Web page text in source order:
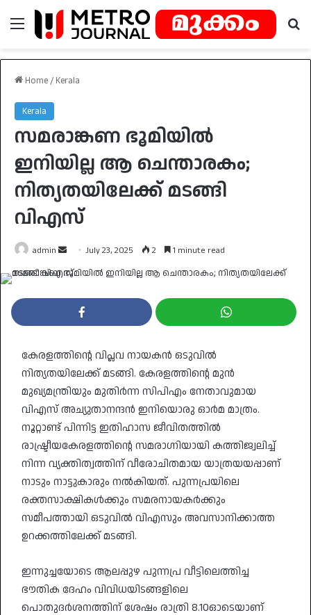
Menu
Home / Kerala
Kerala
സമരാങ്കണ ഭൂമിയിൽ
ഇനിയില്ല ആ ചെന്താരകം;
നിത്യതയിലേക്ക് മടങ്ങി
വിഎസ്
admin
Send
an
July 23, 2025 2 1 minute read
കേരളത്തിന്റെ വിപ്ലവ നായകൻ ഒടുവിൽ
നിത്യതയിലേക്ക് മടങ്ങി. കേരളത്തിന്റെ മുൻ
മുഖ്യമന്ത്രിയും മുതിർന്ന സിപിഎം നേതാവുമായ
വിഎസ് അച്യുതാനന്ദൻ ഇനിയൊരു ഓർമ മാത്രം.
നൂറ്റാണ്ട് പിന്നിട്ട ഇതിഹാസ ജീവിതത്തിൽ
രാഷ്ട്രീയകേരളത്തിന്റെ സമരാഗ്നിയായി കത്തിജ്വലിച്ച്
നിന്ന വ്യക്തിത്വത്തിന് വീരോചിതമായ യാത്രയയപ്പാണ്
നാടും നാട്ടുകാരും നൽകിയത്. പുന്നപ്രയിലെ
രക്തസാക്ഷികൾക്കും സമരനായകർക്കും
സമീപത്തായി ഒടുവിൽ വിഎസും അവസാനിക്കാത്ത
ഉറക്കത്തിലേക്ക് മടങ്ങി.
ഇന്നുച്ചയോടെ ആലപ്പുഴ പുന്നപ്ര വീട്ടിലെത്തിച്ച
ഭൗതിക ദേഹം വിവിധയിടങ്ങളിലെ
പൊതുദർശനത്തിന് ശേഷം രാത്രി 8.10ഓടെയാണ്